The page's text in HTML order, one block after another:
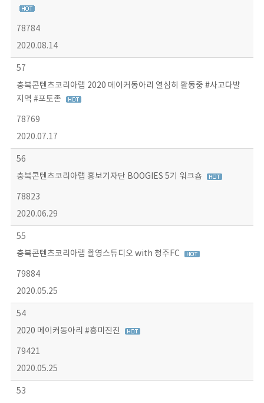
78784
2020.08.14
57
충북콘텐츠코리아랩 2020 메이커동아리 열심히 활동중 #사고다발
지역 #포토존
78769
2020.07.17
56
충북콘텐츠코리아랩 홍보기자단 BOOGIES 5기 워크숍
78823
2020.06.29
55
충북콘텐츠코리아랩 촬영스튜디오 with 청주FC
79884
2020.05.25
54
2020 메이커동아리 #흥미진진
79421
2020.05.25
53